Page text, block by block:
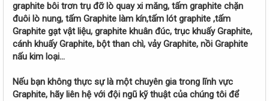
graphite bôi trơn trụ đỡ lò quay xi măng, tấm graphite chặn
đuôi lò nung, tấm Graphite làm kín,tấm lót graphite ,tấm
Graphite gạt vật liệu, graphite khuân đúc, trục khuấy Graphite,
cánh khuấy Graphite, bột than chì, vảy Graphite, nồi Graphite
nấu kim loại…
Nếu bạn không thực sự là một chuyên gia trong lĩnh vực
Graphite, hãy liên hệ với đội ngũ kỹ thuật của chúng tôi để